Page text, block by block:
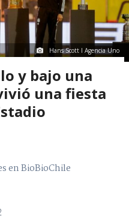
Hans Scott I Agencia Uno
y bajo una
una fiesta
en BioBioChile